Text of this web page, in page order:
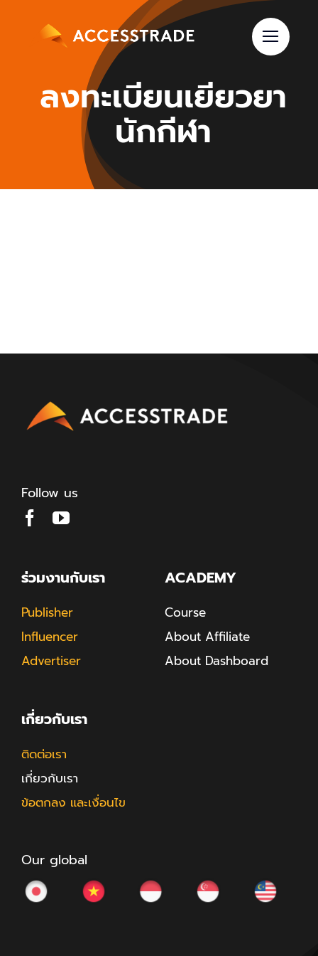
ลงทะเบียนเยียวยา
นักกีฬา
Follow us
ร่วมงานกับเรา
Publisher
Influencer
Advertiser
ACADEMY
Course
About Affiliate
About Dashboard
เกี่ยวกับเรา
ติดต่อเรา
เกี่ยวกับเรา
ข้อตกลง และเงื่อนไข
Our global